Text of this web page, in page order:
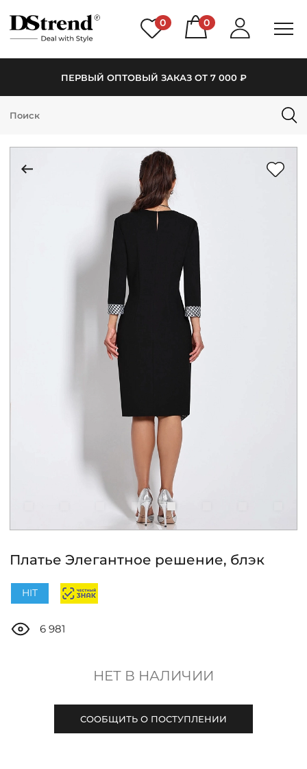
0 0
ПЕРВЫЙ ОПТОВЫЙ ЗАКАЗ ОТ 7 000 ₽
КАТАЛОГ
НОВИНКИ
РАСПРОДАЖА
ЧАСТО ЗАДАВАЕМЫЕ ВОПРОСЫ
ТАБЛИЦА РАЗМЕРОВ
Платье Элегантное решение, блэк
HIT
6 981
НЕТ В НАЛИЧИИ
СООБЩИТЬ О ПОСТУПЛЕНИИ